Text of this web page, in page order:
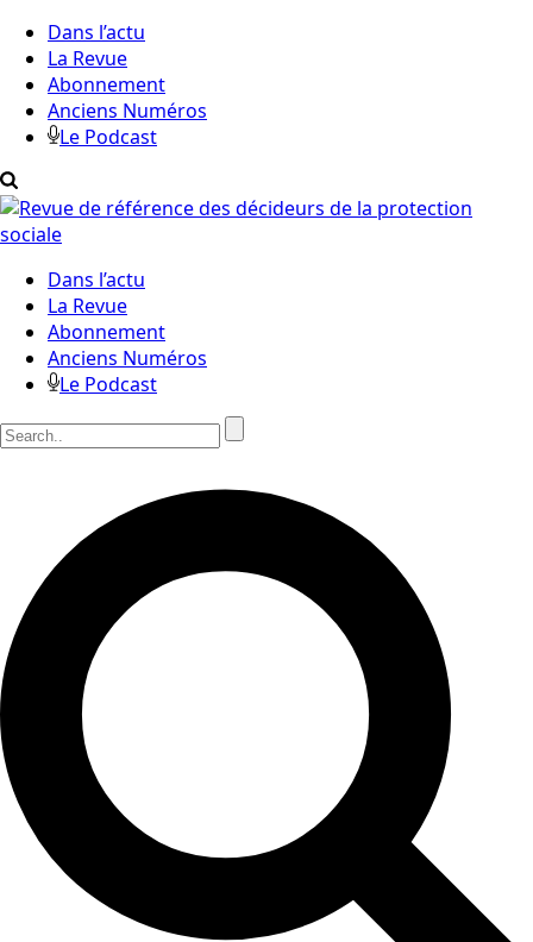
Dans l’actu
La Revue
Abonnement
Anciens Numéros
Le Podcast
Dans l’actu
La Revue
Abonnement
Anciens Numéros
Le Podcast